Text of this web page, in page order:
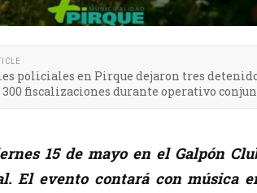
policiales en Pirque dejaron tres
300 fiscalizaciones durante operativo
15 de mayo en el Galpón
El evento contará con música